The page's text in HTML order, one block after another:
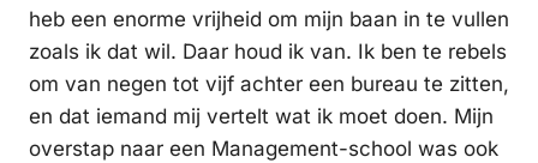
heb een enorme vrijheid om mijn baan in te vullen
zoals ik dat wil. Daar houd ik van. Ik ben te rebels
om van negen tot vijf achter een bureau te zitten,
en dat iemand mij vertelt wat ik moet doen. Mijn
overstap naar een Management-school was ook